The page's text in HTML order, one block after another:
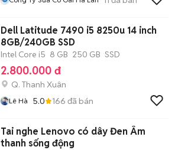
Dell Latitude 7490 i5 8250u 14 inch
8GB/240GB SSD
Intel Core i5 8 GB 250 GB SSD
2.800.000 đ
Q. Thanh Xuân
Lê Hà 5.0 166 đã bán
Tai nghe Lenovo có dây Đen Âm
thanh sống động